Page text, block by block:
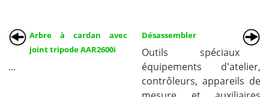
Arbre à cardan avec
joint tripode AAR2600i
...
Désassembler
Outils spéciaux
équipements d'atelier,
contrôleurs, appareils de